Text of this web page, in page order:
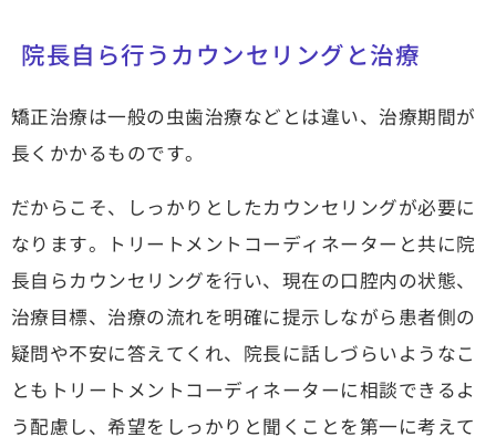
院長自ら行うカウンセリングと治療
矯正治療は一般の虫歯治療などとは違い、治療期間が
長くかかるものです。
だからこそ、しっかりとしたカウンセリングが必要に
なります。トリートメントコーディネーターと共に院
長自らカウンセリングを行い、現在の口腔内の状態、
治療目標、治療の流れを明確に提示しながら患者側の
疑問や不安に答えてくれ、院長に話しづらいようなこ
ともトリートメントコーディネーターに相談できるよ
う配慮し、希望をしっかりと聞くことを第一に考えて